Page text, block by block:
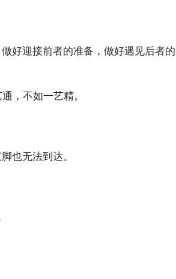
好迎接前者的准备，做好遇见后者的
，不如一艺精。
也无法到达。